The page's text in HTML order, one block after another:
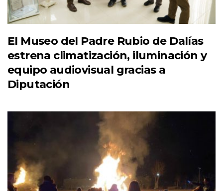
El Museo del Padre Rubio de Dalías
estrena climatización, iluminación y
equipo audiovisual gracias a
Diputación